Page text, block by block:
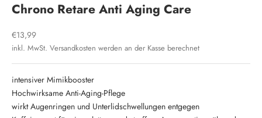
Chrono Retare Anti Aging Care
Angebot
€13,99
inkl. MwSt. Versandkosten werden an der Kasse berechnet
intensiver Mimikbooster
Hochwirksame Anti-Aging-Pflege
wirkt Augenringen und Unterlidschwellungen entgegen